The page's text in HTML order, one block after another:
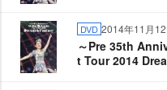
DVD 2014年11月
～Pre 35th
t Tour 2014